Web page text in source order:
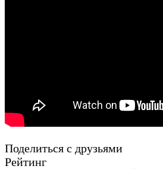
Поделиться с друзьями
Рейтинг